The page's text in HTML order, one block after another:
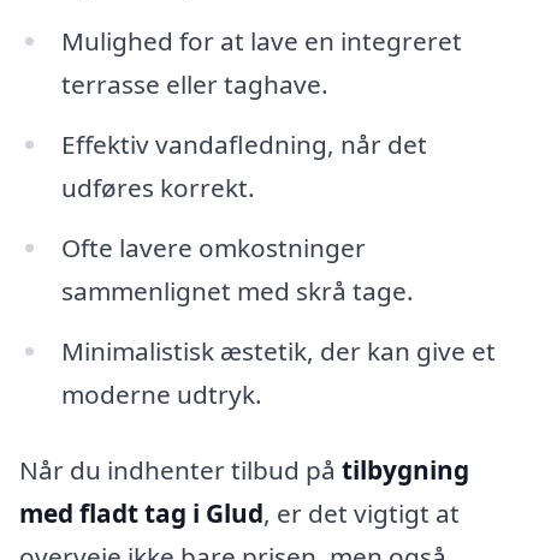
Mulighed for at lave en integreret
terrasse eller taghave.
Effektiv vandafledning, når det
udføres korrekt.
Ofte lavere omkostninger
sammenlignet med skrå tage.
Minimalistisk æstetik, der kan give et
moderne udtryk.
Når du indhenter tilbud på tilbygning
med fladt tag i Glud, er det vigtigt at